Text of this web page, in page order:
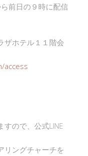
前日の９時に配信
ザホテル１１階会
access
ので、公式LINE
リングチャーチを